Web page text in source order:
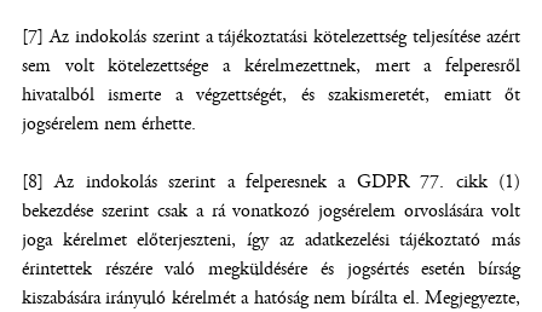
[7] Az indokolás szerint a tájékoztatási kötelezettség teljesítése azért
sem volt kötelezettsége a kérelmezettnek, mert a felperesről
hivatalból ismerte a végzettségét, és szakismeretét, emiatt őt
jogsérelem nem érhette.
[8] Az indokolás szerint a felperesnek a GDPR 77. cikk (1)
bekezdése szerint csak a rá vonatkozó jogsérelem orvoslására volt
joga kérelmet előterjeszteni, így az adatkezelési tájékoztató más
érintettek részére való megküldésére és jogsértés esetén bírság
kiszabására irányuló kérelmét a hatóság nem bírálta el. Megjegyezte,